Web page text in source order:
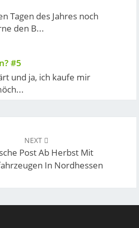
Tagen des Jahres noch
den B...
#5
und ja, ich kaufe mir
NEXT
Post Ab Herbst Mit
In Nordhessen